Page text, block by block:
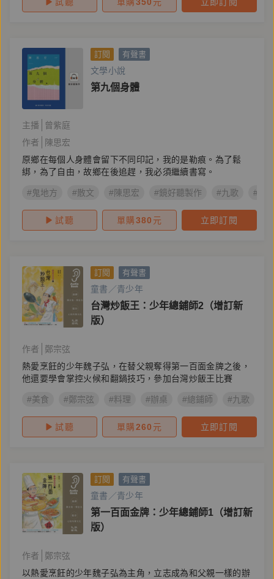
訂閱 有聲書
文學小說
第九個身體
主播
曾紫庭
作者
陳思宏
原鄉在每個人身體會留下不同印記，我的是勒痕。為了鬆
綁，為了自由，故鄉在後追趕，我必須繼續書寫。
#鬼地方 #散文 #陳思宏 #鏡好聽製作 #九歌 #社
試聽 單購380 元 立即訂閱
訂閱 有聲書
童書／青少年
台灣炒飯王：少年總鋪師2（增訂新
版）
作者
鄭宗弦
熱愛烹飪的少年魏子弘，在替父親奪得第一百面金牌之後，
他還要學會掌控火候和翻鍋技巧，參加台灣炒飯王比賽
#美食 #鄭宗弦 #料理 #辦桌 #總鋪師 #九歌
試聽 單購260 元 立即訂閱
訂閱 有聲書
童書／青少年
第一百面金牌：少年總鋪師1（增訂新
版）
作者
鄭宗弦
以熱愛烹飪的少年魏子弘為主角，立志成為和父親一樣的辦